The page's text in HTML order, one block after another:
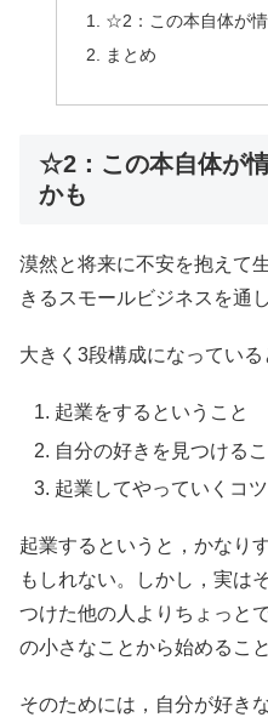
☆2：この本自体が
まとめ
☆2：この本自体が
かも
漠然と将来に不安を抱えて
きるスモールビジネスを通
大きく3段構成になっている
起業をするということ
自分の好きを見つける
起業してやっていくコツ
起業するというと，かなり
もしれない。しかし，実は
つけた他の人よりちょっと
の小さなことから始めるこ
そのためには，自分が好き